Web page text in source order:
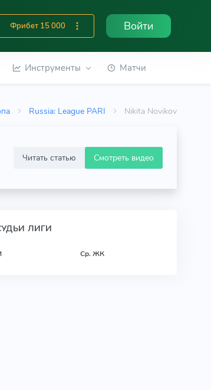
Фрибет 15 000 Войти
Инструменты Матчи
Russia: League PARI Nikita Novikov
Читать статью Смотреть видео
ЛИГИ
Ср. ЖК